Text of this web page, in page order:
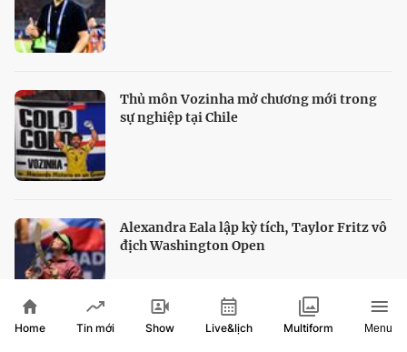
Thủ môn Vozinha mở chương mới trong
sự nghiệp tại Chile
Alexandra Eala lập kỳ tích, Taylor Fritz vô
địch Washington Open
Home Tin mới Show Live&lịch Multiform Menu